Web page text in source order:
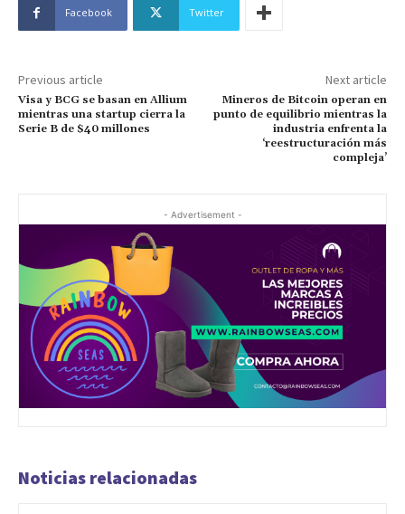
Facebook Twitter
Previous article
Visa y BCG se basan en Allium
mientras una startup cierra la
Serie B de $40 millones
Next article
Mineros de Bitcoin operan en
punto de equilibrio mientras la
industria enfrenta la
‘reestructuración más
compleja’
- Advertisement -
Noticias relacionadas